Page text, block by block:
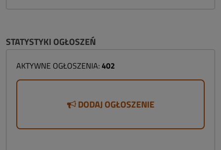
STATYSTYKI OGŁOSZEŃ
AKTYWNE OGŁOSZENIA:402
DODAJ OGŁOSZENIE